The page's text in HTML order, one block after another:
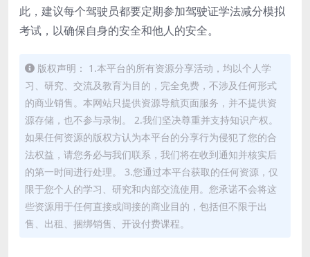
此，建议每个驾驶员都要定期参加驾驶证学法减分模拟
考试，以确保自身的安全和他人的安全。
版权声明： 1.本平台的所有资源分享活动，均以个人学
习、研究、交流及教育为目的，完全免费，不涉及任何形式
的商业销售。本网站只提供资源导航页面服务，并不提供资
源存储，也不参与录制。 2.我们坚决尊重并支持知识产权。
如果任何资源的版权方认为本平台的分享行为侵犯了您的合
法权益，请您务必与我们联系，我们将在收到通知并核实后
的第一时间进行处理。 3.您通过本平台获取的任何资源，仅
限于您个人的学习、研究和内部交流使用。您承诺不会将这
些资源用于任何直接或间接的商业目的，包括但不限于出
售、出租、捆绑销售、开设付费课程。